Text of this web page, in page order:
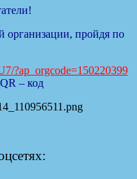
организации, пройдя по
?ap_orgcode=150220399
– код